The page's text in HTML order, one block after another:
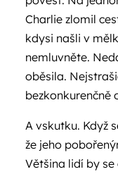
Charlie zlomil
kdysi našli v
nemluvněte.
oběsila.
bezkonkurenčně
A vskutku. Když
že jeho
Většina lidí by se